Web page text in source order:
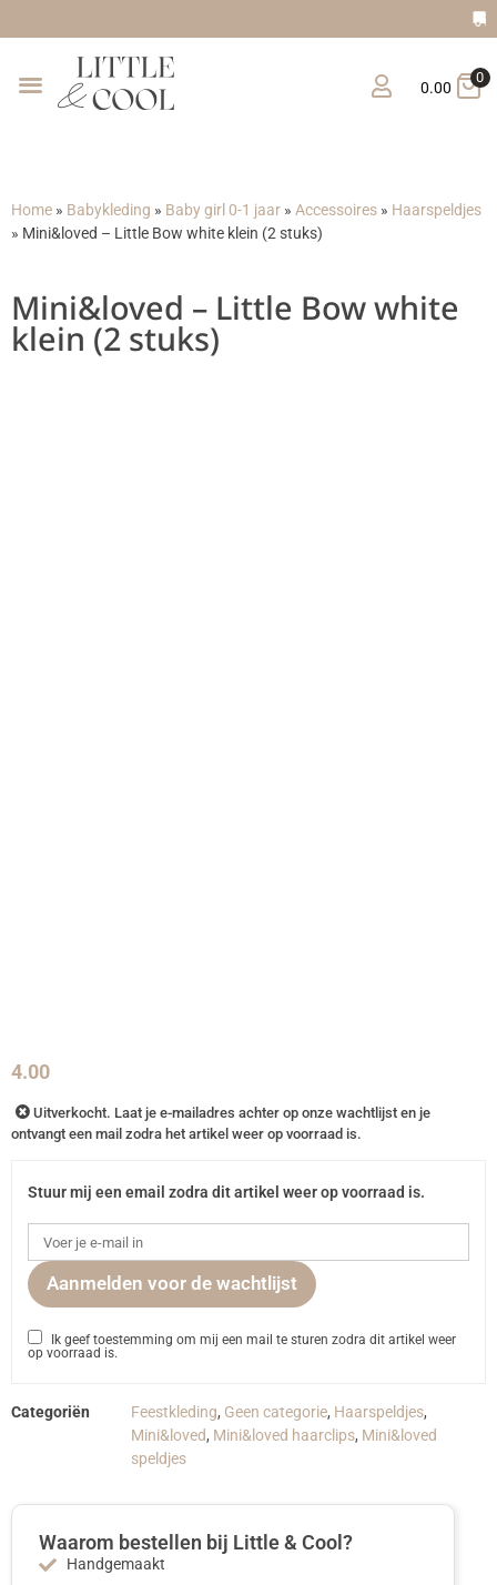
Gratis verzending
0.00
0
Home » Babykleding » Baby girl 0-1 jaar » Accessoires » Haarspeldjes
» Mini&loved – Little Bow white klein (2 stuks)
Mini&loved – Little Bow white
klein (2 stuks)
4.00
Uitverkocht. Laat je e-mailadres achter op onze wachtlijst en je
ontvangt een mail zodra het artikel weer op voorraad is.
Stuur mij een email zodra dit artikel weer op voorraad is.
Aanmelden voor de wachtlijst
Ik geef toestemming om mij een mail te sturen zodra dit artikel weer
op voorraad is.
Categoriën Feestkleding, Geen categorie, Haarspeldjes,
Mini&loved, Mini&loved haarclips, Mini&loved
speldjes
Waarom bestellen bij Little & Cool?
Handgemaakt